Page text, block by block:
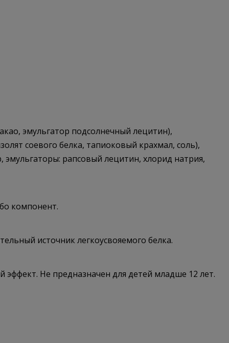
эмульгатор подсолнечный лецитин),
соевого белка, тапиоковый крахмал, соль),
рапсовый лецитин, хлорид натрия,
компонент.
источник легкоусвояемого белка.
Не предназначен для детей младше 12 лет.